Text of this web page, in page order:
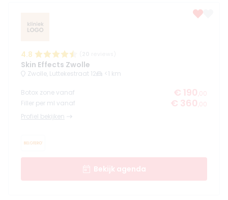
4.8
Skin Effects Zwolle
Zwolle, Luttekestraat 12 <1 km
Botox zone vanaf € 190 ,00
Filler per ml vanaf
€ 360 ,00
Profiel bekijken
Bekijk agenda